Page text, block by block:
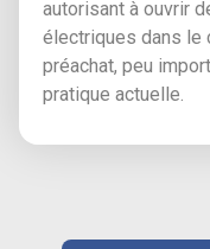
autorisant à ouvrir
électriques dans le
préachat, peu
pratique actuelle.